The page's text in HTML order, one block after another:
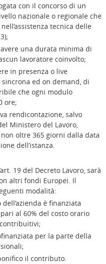
con il concorso di un
nazionale o regionale che
tecnica delle
una durata minima di
lavoratore coinvolto;
in presenza o live
ed on demand, di
che ogni modulo
ore;
rendicontazione, salvo
Ministero del Lavoro,
oltre 365 giorni dalla data
dell’istanza.
19 del Decreto Lavoro, sarà
altri fondi Europei. Il
modalità:
è finanziata
al 60% del costo orario
per la parte della
il contributo.